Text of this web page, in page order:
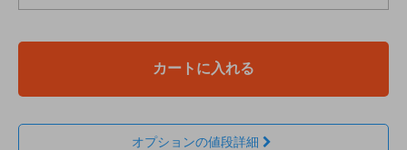
カートに入れる
オプションの値段詳細